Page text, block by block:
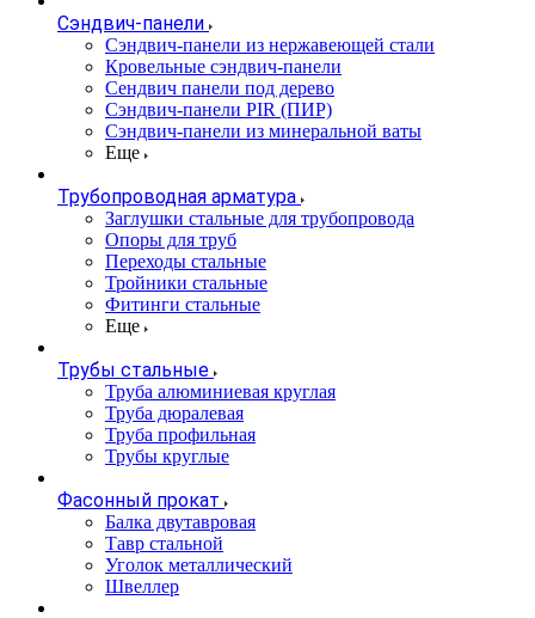
Сэндвич-панели
Cэндвич-панели из нержавеющей стали
Кровельные сэндвич-панели
Сендвич панели под дерево
Сэндвич-панели PIR (ПИР)
Сэндвич-панели из минеральной ваты
Еще
Трубопроводная арматура
Заглушки стальные для трубопровода
Опоры для труб
Переходы стальные
Тройники стальные
Фитинги стальные
Еще
Трубы стальные
Труба алюминиевая круглая
Труба дюралевая
Труба профильная
Трубы круглые
Фасонный прокат
Балка двутавровая
Тавр стальной
Уголок металлический
Швеллер